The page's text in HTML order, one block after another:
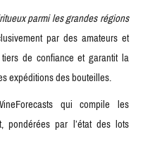
parmi les grandes régions
par des amateurs et
de confiance et garantit la
expéditions des bouteilles.
qui compile les
pondérées par l’état des lots